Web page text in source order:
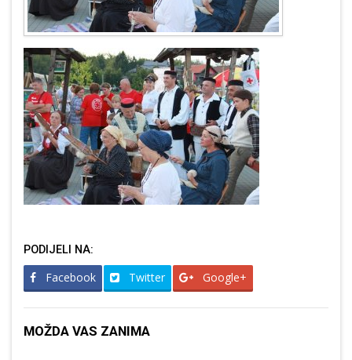
PODIJELI NA:
Facebook Twitter Google+
MOŽDA VAS ZANIMA